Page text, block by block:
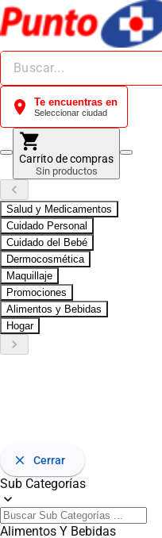
location_on Te encuentras en
Seleccionar ciudad
shopping_cart
Carrito de compras
Sin productos
keyboard_arrow_left
Salud y Medicamentos
Cuidado Personal
Cuidado del Bebé
Dermocosmética
Maquillaje
Promociones
Alimentos y Bebidas
Hogar
keyboard_arrow_right
close Cerrar
Sub Categorías
expand_more
Alimentos Y Bebidas